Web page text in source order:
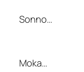
Sonno…
Moka…